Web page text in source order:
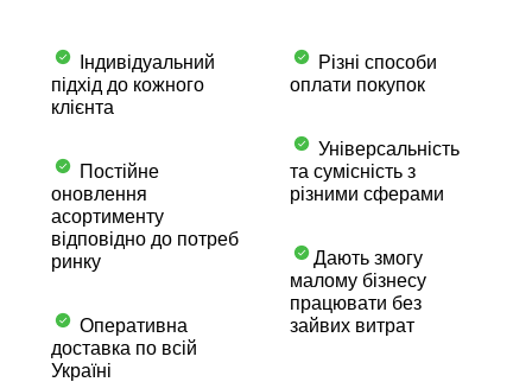
Індивідуальний
підхід до кожного
клієнта
Постійне
оновлення
асортименту
відповідно до потреб
ринку
Оперативна
доставка по всій
Україні
Різні способи
оплати покупок
Універсальність
та сумісність з
різними сферами
Дають змогу
малому бізнесу
працювати без
зайвих витрат